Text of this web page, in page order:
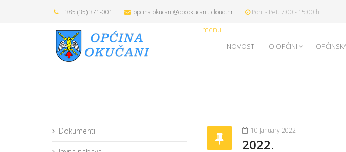
+385 (35) 371-001 opcina.okucani@opcokucani.tcloud.hr Pon. - Pet. 7:00 - 15:00 h
menu
NOVOSTI O OPĆINI
Dokumenti 10 January 2022
2022.